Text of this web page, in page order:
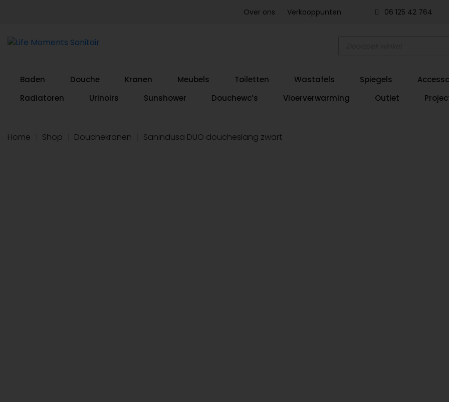
06 125 42 764
Over ons Verkooppunten
Baden Douche Kranen Meubels Toiletten Wastafels Spiegels
Radiatoren
Urinoirs Sunshower Douchewc’s Vloerverwarming Outlet
Home Shop Douchekranen Sanindusa DUO doucheslang zwart